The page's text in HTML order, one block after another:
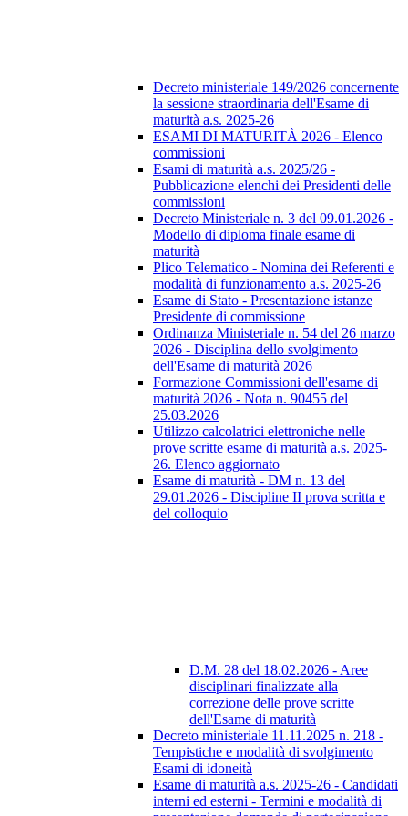
Decreto ministeriale 149/2026 concernente
la sessione straordinaria dell'Esame di
maturità a.s. 2025-26
ESAMI DI MATURITÀ 2026 - Elenco
commissioni
Esami di maturità a.s. 2025/26 -
Pubblicazione elenchi dei Presidenti delle
commissioni
Decreto Ministeriale n. 3 del 09.01.2026 -
Modello di diploma finale esame di
maturità
Plico Telematico - Nomina dei Referenti e
modalità di funzionamento a.s. 2025-26
Esame di Stato - Presentazione istanze
Presidente di commissione
Ordinanza Ministeriale n. 54 del 26 marzo
2026 - Disciplina dello svolgimento
dell'Esame di maturità 2026
Formazione Commissioni dell'esame di
maturità 2026 - Nota n. 90455 del
25.03.2026
Utilizzo calcolatrici elettroniche nelle
prove scritte esame di maturità a.s. 2025-
26. Elenco aggiornato
Esame di maturità - DM n. 13 del
29.01.2026 - Discipline II prova scritta e
del colloquio
D.M. 28 del 18.02.2026 - Aree
disciplinari finalizzate alla
correzione delle prove scritte
dell'Esame di maturità
Decreto ministeriale 11.11.2025 n. 218 -
Tempistiche e modalità di svolgimento
Esami di idoneità
Esame di maturità a.s. 2025-26 - Candidati
interni ed esterni - Termini e modalità di